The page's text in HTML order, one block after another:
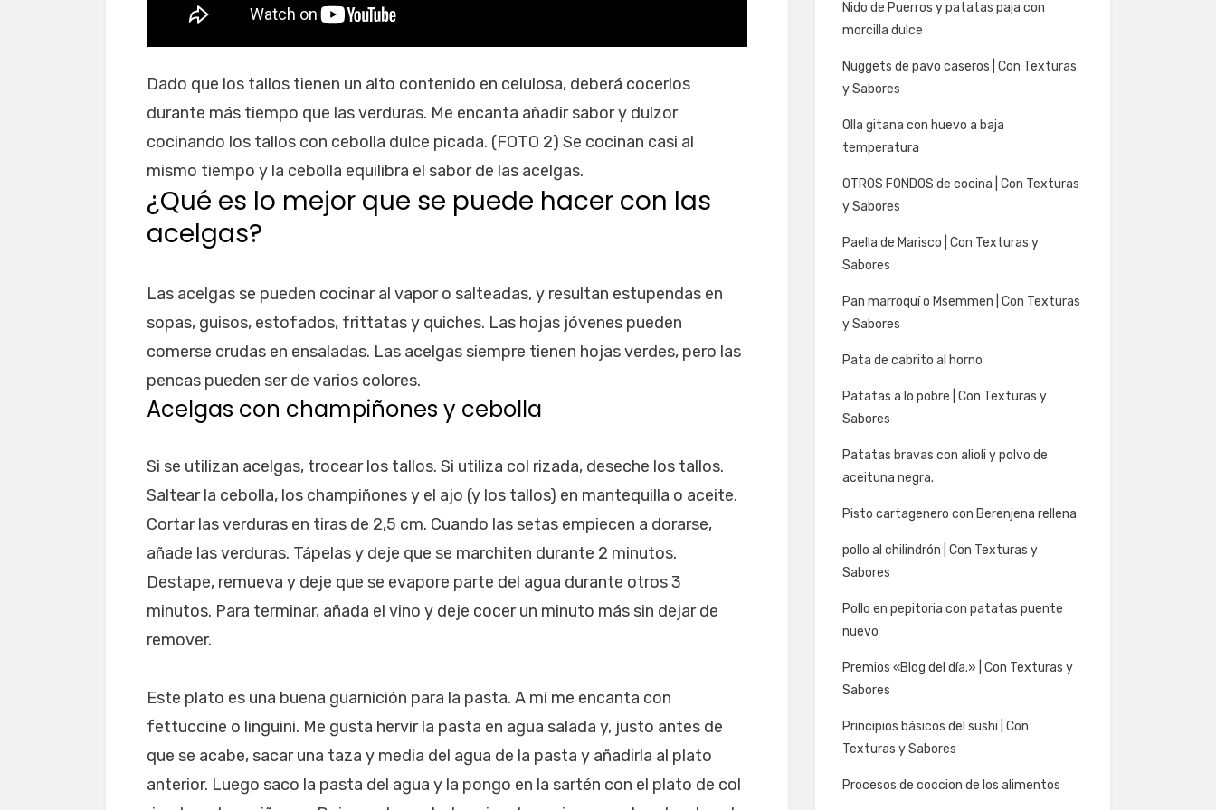
amarguen?
Dado que los tallos tienen un alto contenido en celulosa, deberá cocerlos
durante más tiempo que las verduras. Me encanta añadir sabor y dulzor
cocinando los tallos con cebolla dulce picada. (FOTO 2) Se cocinan casi al
mismo tiempo y la cebolla equilibra el sabor de las acelgas.
¿Qué es lo mejor que se puede hacer con las
acelgas?
Las acelgas se pueden cocinar al vapor o salteadas, y resultan estupendas en
sopas, guisos, estofados, frittatas y quiches. Las hojas jóvenes pueden
comerse crudas en ensaladas. Las acelgas siempre tienen hojas verdes, pero las
pencas pueden ser de varios colores.
Acelgas con champiñones y cebolla
Si se utilizan acelgas, trocear los tallos. Si utiliza col rizada, deseche los tallos.
Saltear la cebolla, los champiñones y el ajo (y los tallos) en mantequilla o aceite.
Cortar las verduras en tiras de 2,5 cm. Cuando las setas empiecen a dorarse,
añade las verduras. Tápelas y deje que se marchiten durante 2 minutos.
Destape, remueva y deje que se evapore parte del agua durante otros 3
minutos. Para terminar, añada el vino y deje cocer un minuto más sin dejar de
remover.
Este plato es una buena guarnición para la pasta. A mí me encanta con
fettuccine o linguini. Me gusta hervir la pasta en agua salada y, justo antes de
que se acabe, sacar una taza y media del agua de la pasta y añadirla al plato
anterior. Luego saco la pasta del agua y la pongo en la sartén con el plato de col
Nido de Puerros y patatas paja con
morcilla dulce
Nuggets de pavo caseros | Con Texturas
y Sabores
Olla gitana con huevo a baja
temperatura
OTROS FONDOS de cocina | Con Texturas
y Sabores
Paella de Marisco | Con Texturas y
Sabores
Pan marroquí o Msemmen | Con Texturas
y Sabores
Pata de cabrito al horno
Patatas a lo pobre | Con Texturas y
Sabores
Patatas bravas con alioli y polvo de
aceituna negra.
Pisto cartagenero con Berenjena rellena
pollo al chilindrón | Con Texturas y
Sabores
Pollo en pepitoria con patatas puente
nuevo
Premios «Blog del día.» | Con Texturas y
Sabores
Principios básicos del sushi | Con
Texturas y Sabores
Procesos de coccion de los alimentos